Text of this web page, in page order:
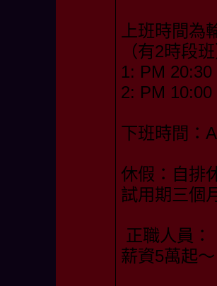
上班時間為
（有2時段
1: PM 20:30
2: PM 10:00
下班時間：
休假：自排
試用期三個
正職人員：
薪資5萬起～